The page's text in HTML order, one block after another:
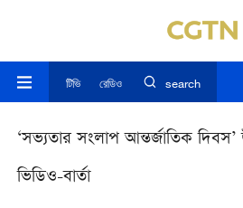
টিভি রেডিও search
‘সভ্যতার সংলাপ আন্তর্জাতিক
ভিডিও-বার্তা